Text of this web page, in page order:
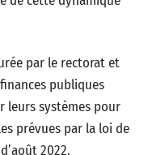
par le rectorat et
publiques
leurs systèmes pour
prévues par la loi de
2022.